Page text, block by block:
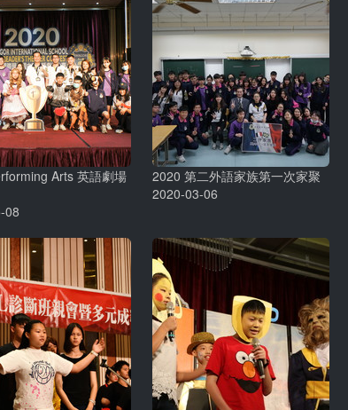
Arts 英語劇場
08
2020 第二外語家族第一次家聚
2020-03-06